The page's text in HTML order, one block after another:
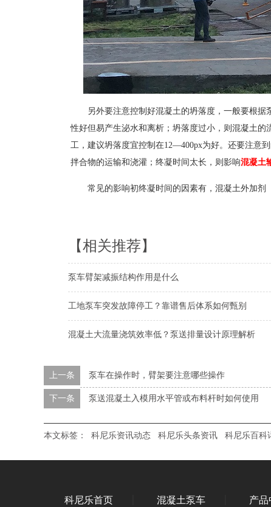
另外要注意控制好混凝土的坍落度，一般要根据
性好但易产生泌水和离析；坍落度过小，则混凝土
工，建议坍落度宜控制在12—400px为好。还要注意
拌合物的运输和浇灌；终凝时间太长，则影响混凝土
常见的影响初终凝时间的因素有，混凝土外加剂
【相关推荐】
泵车臂架减振结构作用是什么
工地泵车突发故障停工？靠谱售后体系如何甄别
混凝土大流量浇筑效率低？泵送排量设计原理解析
上一条 泵车在操作时，臂架要注意哪些操作
下一条 泵送混凝土入模用水平管或布料杆时如何使用
本文标签： 科尼乐资讯动态 科尼乐头条资讯 科尼乐百科
科尼乐首页 混凝土泵车 产品